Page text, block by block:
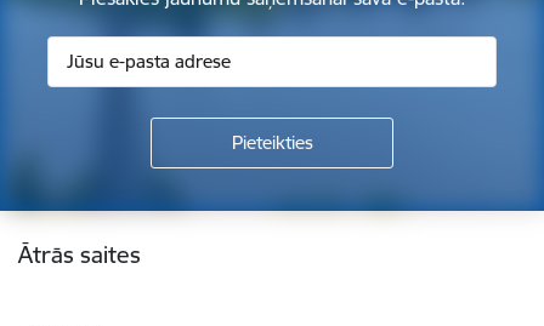
Kājene
Ātrās saites